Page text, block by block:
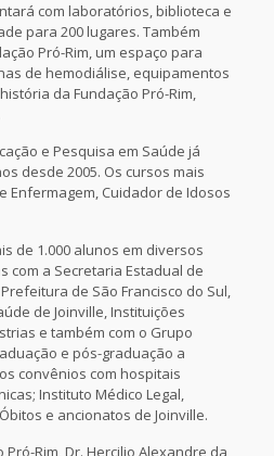
com laboratórios, biblioteca e
para 200 lugares. Também
Pró-Rim, um espaço para
de hemodiálise, equipamentos
da Fundação Pró-Rim,
e Pesquisa em Saúde já
desde 2005. Os cursos mais
Enfermagem, Cuidador de Idosos
de 1.000 alunos em diversos
com a Secretaria Estadual de
de São Francisco do Sul,
de Joinville, Instituições
e também com o Grupo
e pós-graduação a
convênios com hospitais
Instituto Médico Legal,
e ancionatos de Joinville.
Rim, Dr. Hercilio Alexandre da